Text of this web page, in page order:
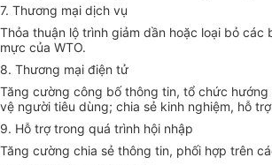
7. Thương mại dịch vụ
Thỏa thuận lộ trình giảm dần hoặc loại bỏ
mực của WTO.
8. Thương mại điện tử
Tăng cường công bố thông tin, tổ chức
vệ người tiêu dùng; chia sẻ kinh nghiệm, hỗ
9. Hỗ trợ trong quá trình hội nhập
Tăng cường chia sẻ thông tin, phối hợp trên